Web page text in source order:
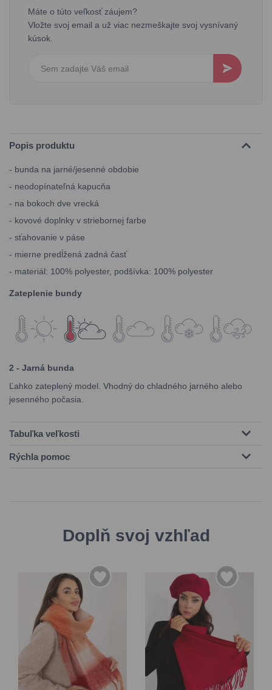
Máte o túto veľkosť záujem?
Vložte svoj email a už viac nezmeškajte svoj vysnívaný
kúsok.
Popis produktu
- bunda na jarné/jesenné obdobie
- neodopínateľná kapucňa
- na bokoch dve vrecká
- kovové doplnky v striebornej farbe
- sťahovanie v páse
- mierne predĺžená zadná časť
- materiál: 100% polyester, podšívka: 100% polyester
Zateplenie bundy
2 - Jarná bunda
Ľahko zateplený model. Vhodný do chladného jarného alebo
jesenného počasia.
Tabuľka veľkosti
Rýchla pomoc
Doplň svoj vzhľad